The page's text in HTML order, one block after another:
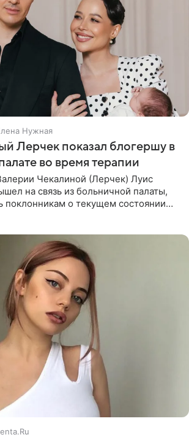
Нужная
Лерчек показал блогершу в
во время терапии
Чекалиной (Лерчек) Луис
на связь из больничной палаты,
поклонникам о текущем состоянии